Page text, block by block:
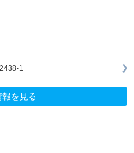
1
報を見る